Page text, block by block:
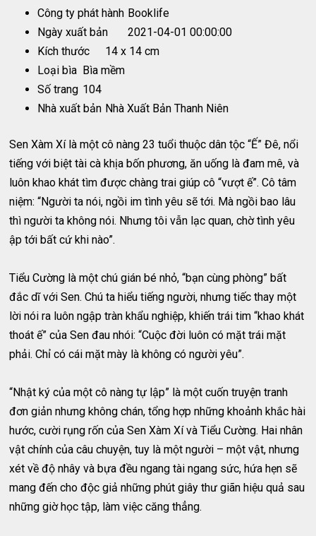
Công ty phát hành Booklife
Ngày xuất bản
2021-04-01 00:00:00
Kích thước
14 x 14 cm
Loại bìa Bìa mềm
Số trang 104
Nhà xuất bản Nhà Xuất Bản Thanh Niên
Sen Xàm Xí là một cô nàng 23 tuổi thuộc dân tộc “Ế” Đê, nổi
tiếng với biệt tài cà khịa bốn phương, ăn uống là đam mê, và
luôn khao khát tìm được chàng trai giúp cô “vượt ế”. Cô tâm
niệm: “Người ta nói, ngồi im tình yêu sẽ tới. Mà ngồi bao lâu
thì người ta không nói. Nhưng tôi vẫn lạc quan, chờ tình yêu
ập tới bất cứ khi nào”.
Tiểu Cường là một chú gián bé nhỏ, “bạn cùng phòng” bất
đắc dĩ với Sen. Chú ta hiểu tiếng người, nhưng tiếc thay một
lời nói ra luôn ngập tràn khẩu nghiệp, khiến trái tim “khao khát
thoát ế” của Sen đau nhói: “Cuộc đời luôn có mặt trái mặt
phải. Chỉ có cái mặt mày là không có người yêu”.
“Nhật ký của một cô nàng tự lập” là một cuốn truyện tranh
đơn giản nhưng không chán, tổng hợp những khoảnh khắc hài
hước, cười rụng rốn của Sen Xàm Xí và Tiểu Cường. Hai nhân
vật chính của câu chuyện, tuy là một người – một vật, nhưng
xét về độ nhây và bựa đều ngang tài ngang sức, hứa hẹn sẽ
mang đến cho độc giả những phút giây thư giãn hiệu quả sau
những giờ học tập, làm việc căng thẳng.